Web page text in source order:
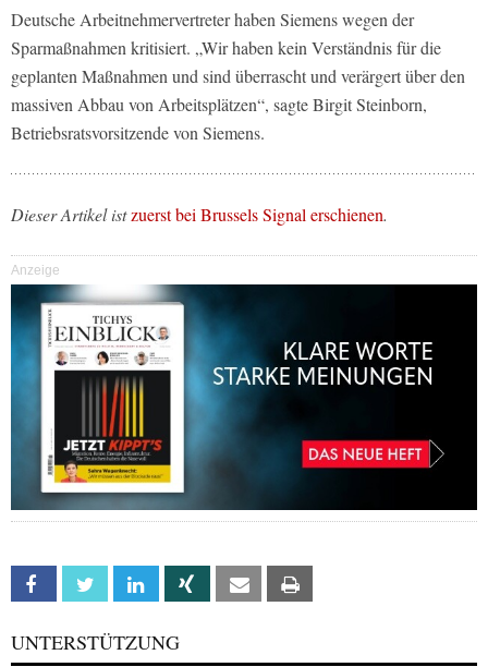
Deutsche Arbeitnehmervertreter haben Siemens wegen der
Sparmaßnahmen kritisiert. „Wir haben kein Verständnis für die
geplanten Maßnahmen und sind überrascht und verärgert über den
massiven Abbau von Arbeitsplätzen“, sagte Birgit Steinborn,
Betriebsratsvorsitzende von Siemens.
Dieser Artikel istzuerst bei Brussels Signal erschienen.
Anzeige
Facebook Twitter Linkedin Xing Email
UNTERSTÜTZUNG